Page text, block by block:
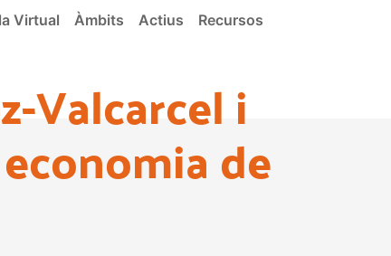
Virtual Àmbits Actius Recursos
Valcarcel i
de